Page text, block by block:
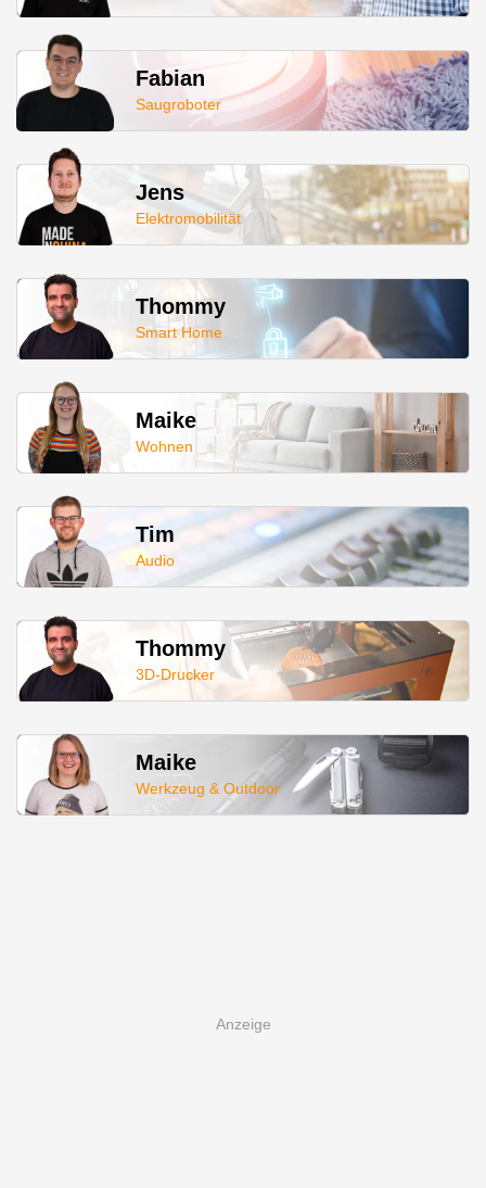
Fabian
Saugroboter
Jens
Elektromobilität
Thommy
Smart Home
Maike
Wohnen
Tim
Audio
Thommy
3D-Drucker
Maike
Werkzeug & Outdoor